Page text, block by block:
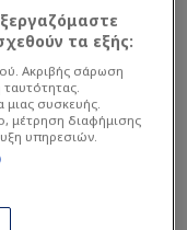
τα εξής:
Ακριβής σάρωση
συσκευής.
μέτρηση διαφήμισης
υπηρεσιών.